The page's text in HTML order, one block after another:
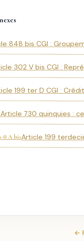
848 bis CGI :
302 V bis CGI :
199 ter D CGI :
Article 730 quinquies :
0 A bisArticle 199
←